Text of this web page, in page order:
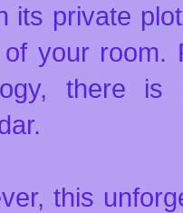
its private
of your room.
there
this